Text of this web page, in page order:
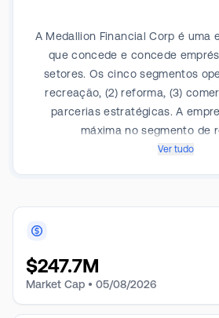
A Medallion Financial Corp é uma
que concede e concede
setores. Os cinco segmentos
recreação, (2) reforma, (3)
parcerias estratégicas. A
máxima no segmento de
Ver tudo
$247.7M
Market Cap • 05/08/2026